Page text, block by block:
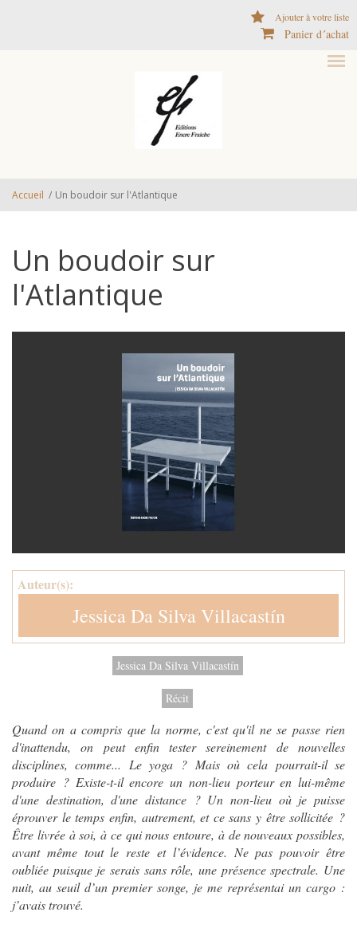
Ajouter à votre liste
Panier d´achat
Accueil / Un boudoir sur l'Atlantique
Un boudoir sur
l'Atlantique
Auteur(s):
Jessica Da Silva Villacastín
Jessica Da Silva Villacastín
Récit
Quand on a compris que la norme, c'est qu'il ne se passe rien
d'inattendu, on peut enfin tester sereinement de nouvelles
disciplines, comme... Le yoga ? Mais où cela pourrait-il se
produire ? Existe-t-il encore un non-lieu porteur en lui-même
d'une destination, d'une distance ? Un non-lieu où je puisse
éprouver le temps enfin, autrement, et ce sans y être sollicitée ?
Être livrée à soi, à ce qui nous entoure, à de nouveaux possibles,
avant même tout le reste et l’évidence. Ne pas pouvoir être
oubliée puisque je serais sans rôle, une présence spectrale. Une
nuit, au seuil d’un premier songe, je me représentai un cargo :
j’avais trouvé.